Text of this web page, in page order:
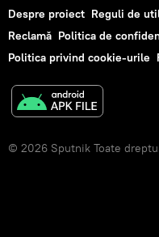
Despre proiect Reguli de
Reclamă Politica de
Politica privind cookie-urile
© 2026 Sputnik Toate